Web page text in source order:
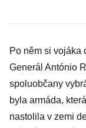
Po něm si vojáka
Generál António
spoluobčany
byla armáda,
nastolila v zemi